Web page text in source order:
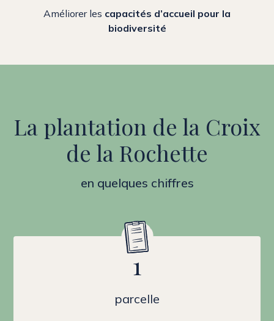
Améliorer les capacités d’accueil pour la
biodiversité
La plantation de la Croix
de la Rochette
en quelques chiffres
1
parcelle